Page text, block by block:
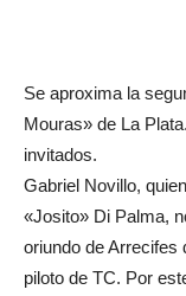
Se aproxima la
Mouras» de La
invitados.
Gabriel Novillo,
«Josito» Di Palma,
oriundo de Arrecifes
piloto de TC. Por